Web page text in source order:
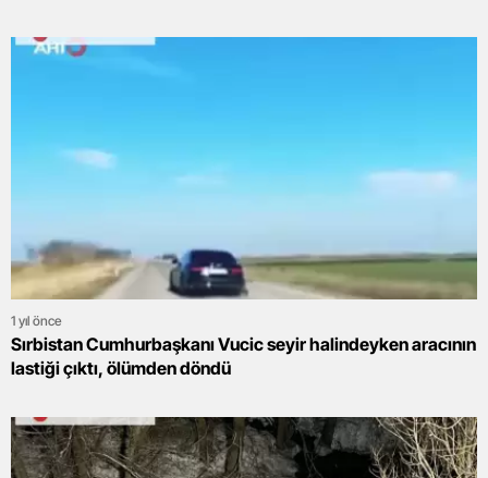
1 yıl önce
Sırbistan Cumhurbaşkanı Vucic seyir halindeyken aracının
lastiği çıktı, ölümden döndü